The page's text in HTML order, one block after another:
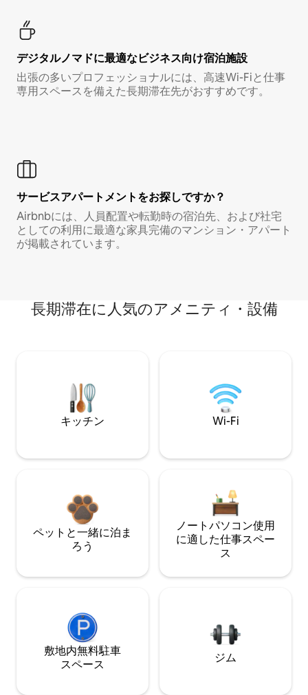
デジタルノマド⁠に最⁠適⁠なビ⁠ジ⁠ネ⁠ス⁠向⁠け宿⁠泊⁠施⁠設
出張の多いプロフェッショナルには、高速Wi-Fiと仕事
専用スペースを備えた長期滞在先がおすすめです。
サービスアパートメントをお探しですか？
Airbnbには、人員配置や転勤時の宿泊先、および社宅
としての利用に最適な家具完備のマンション・アパート
が掲載されています。
長期滞在に人気のアメニティ・設備
キッチン Wi-Fi
ペットと一緒に泊ま
ろう
ノートパソコン使用
に適した仕事スペー
ス
敷地内無料駐⁠車
ス⁠ペ⁠ー⁠ス
ジム